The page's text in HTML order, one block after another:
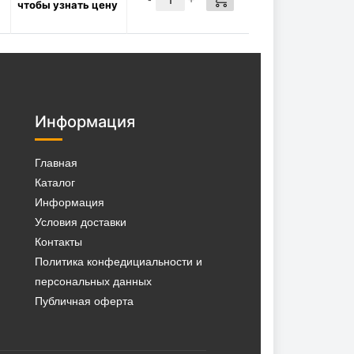
фильтра 3/4 * 3/4-16 UNF,
чтобы узнать цену
Информация
Главная
Каталог
Информация
Условия доставки
Контакты
Политика конфедициальности и
персональных данных
Публичная оферта